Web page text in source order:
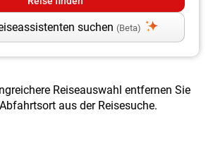
suchen (Beta)
Reiseauswahl entfernen Sie
aus der Reisesuche.